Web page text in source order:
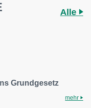
Alle
Grundgesetz
mehr